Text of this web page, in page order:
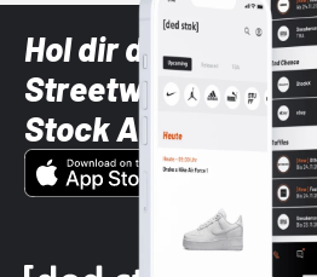
Hol dir die
Streetwear-Brands
Stock App